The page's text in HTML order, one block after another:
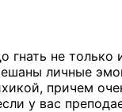
гнать не
личные
причем
у вас